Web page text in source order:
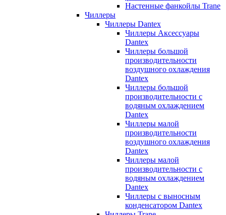
Настенные фанкойлы Trane
Чиллеры
Чиллеры Dantex
Чиллеры Аксессуары
Dantex
Чиллеры большой
производительности
воздушного охлаждения
Dantex
Чиллеры большой
производительности с
водяным охлаждением
Dantex
Чиллеры малой
производительности
воздушного охлаждения
Dantex
Чиллеры малой
производительности с
водяным охлаждением
Dantex
Чиллеры с выносным
конденсатором Dantex